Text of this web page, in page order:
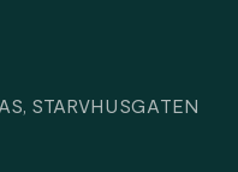
STARVHUSGATEN